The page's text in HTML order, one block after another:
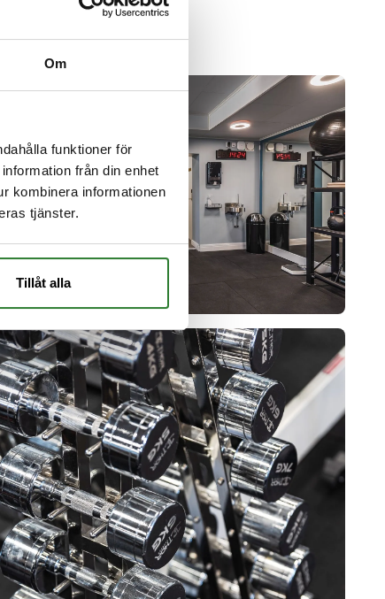
Om
funktioner för
från din enhet
kombinera informationen
tjänster.
Tillåt alla